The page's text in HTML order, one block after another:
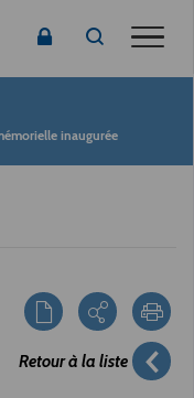
inaugurée
Retour à la liste